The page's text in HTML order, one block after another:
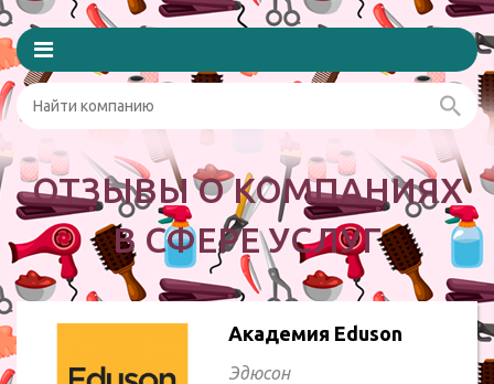
ОТЗЫВЫ О КОМПАНИЯХ
В СФЕРЕ УСЛУГ
Академия Eduson
Эдюсон